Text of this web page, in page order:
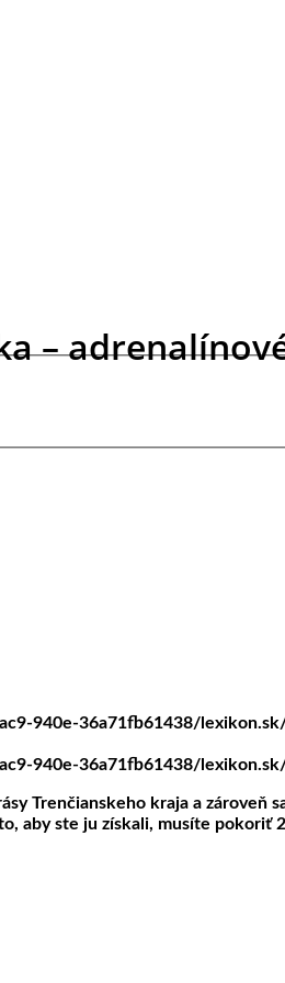
–
940e-36a71fb61438/
940e-36a71fb61438/
Trenčianskeho kraja a zároveň
aby ste ju získali, musíte